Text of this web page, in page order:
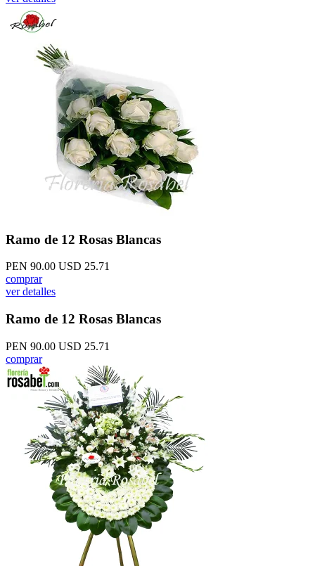
Ramo de 12 Rosas Blancas
PEN 90.00 USD 25.71
comprar
ver detalles
Ramo de 12 Rosas Blancas
PEN 90.00 USD 25.71
comprar